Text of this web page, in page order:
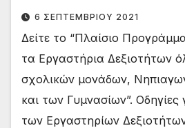
6 ΣΕΠΤΕΜΒΡΊΟΥ 2021
Δείτε το “Πλαίσιο
τα Εργαστήρια Δεξιοτήτων
σχολικών μονάδων,
και των Γυμνασίων”.
των Εργαστηρίων